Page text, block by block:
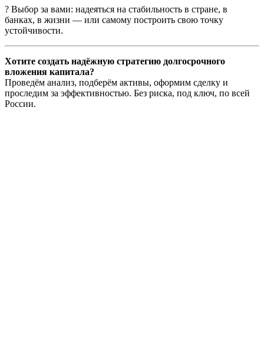
? Выбор за вами: надеяться на стабильность в стране, в
банках, в жизни — или самому построить свою точку
устойчивости.
Хотите создать надёжную стратегию долгосрочного
вложения капитала?
Проведём анализ, подберём активы, оформим сделку и
проследим за эффективностью. Без риска, под ключ, по всей
России.